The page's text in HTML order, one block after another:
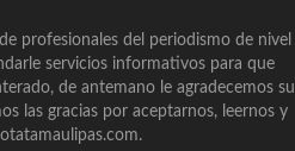
profesionales del periodismo de nivel
servicios informativos para que
de antemano le agradecemos su
las gracias por aceptarnos, leernos y